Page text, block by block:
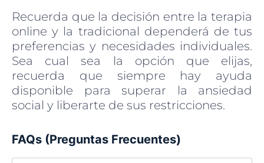
Recuerda que la decisión entre la terapia
online y la tradicional dependerá de tus
preferencias y necesidades individuales.
Sea cual sea la opción que elijas,
recuerda que siempre hay ayuda
disponible para superar la ansiedad
social y liberarte de sus restricciones.
FAQs (Preguntas Frecuentes)